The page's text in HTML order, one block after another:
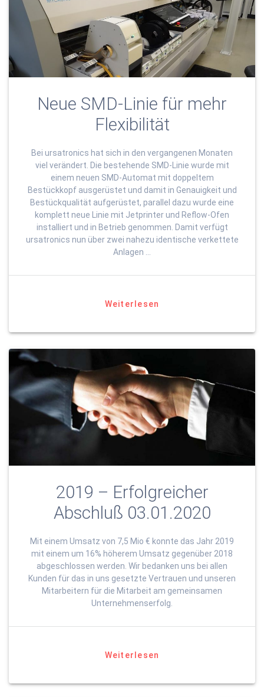
Neue SMD-Linie für mehr
Flexibilität
Bei ursatronics hat sich in den vergangenen Monaten
viel verändert. Die bestehende SMD-Linie wurde mit
einem neuen SMD-Automat mit doppeltem
Bestückkopf ausgerüstet und damit in Genauigkeit und
Bestückqualität aufgerüstet, parallel dazu wurde eine
komplett neue Linie mit Jetprinter und Reflow-Ofen
installiert und in Betrieb genommen. Damit verfügt
ursatronics nun über zwei nahezu identische verkettete
Anlagen …
Weiterlesen
2019 – Erfolgreicher
Abschluß 03.01.2020
Mit einem Umsatz von 7,5 Mio € konnte das Jahr 2019
mit einem um 16% höherem Umsatz gegenüber 2018
abgeschlossen werden. Wir bedanken uns bei allen
Kunden für das in uns gesetzte Vertrauen und unseren
Mitarbeitern für die Mitarbeit am gemeinsamen
Unternehmenserfolg.
Weiterlesen